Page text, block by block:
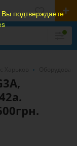
подтверждаете